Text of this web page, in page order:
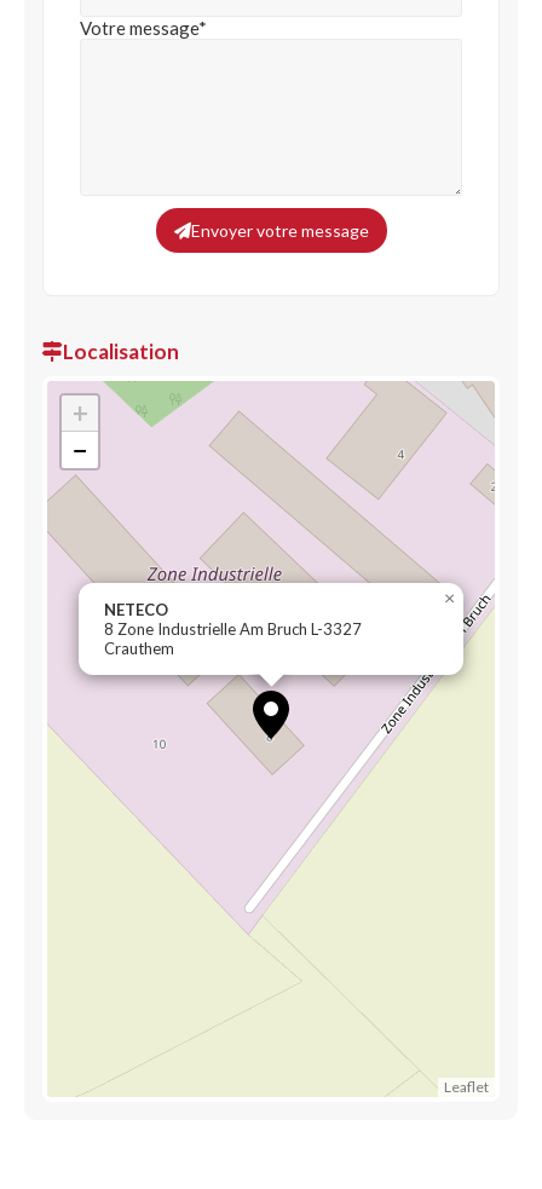
Votre message*
Envoyer votre message
Localisation
NETECO
8 Zone Industrielle Am Bruch L-3327
Crauthem
×
+
−
Leaflet